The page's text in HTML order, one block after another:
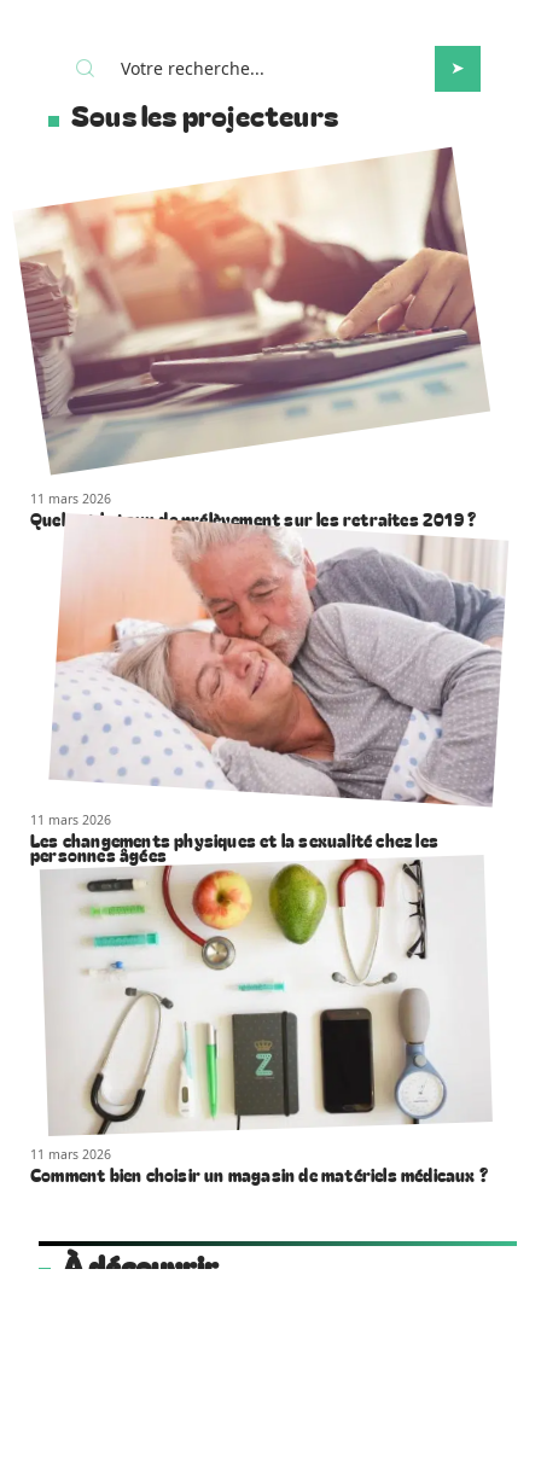
Sous les projecteurs
11 mars 2026
Quel est le taux de prélèvement sur les retraites 2019 ?
11 mars 2026
Les changements physiques et la sexualité chez les
personnes âgées
11 mars 2026
Comment bien choisir un magasin de matériels médicaux ?
À découvrir